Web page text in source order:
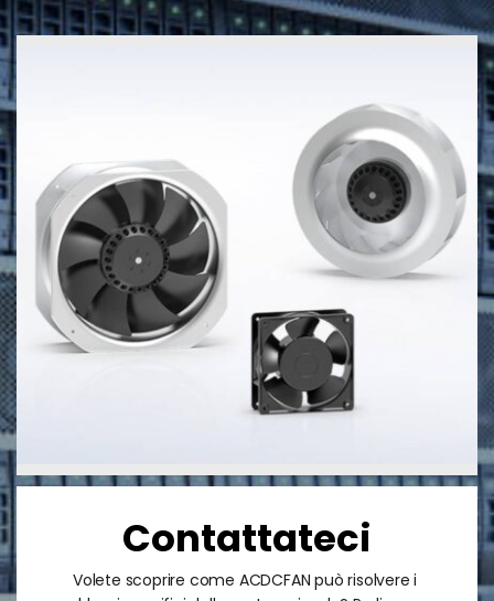
Contattateci
Volete scoprire come ACDCFAN può risolvere i